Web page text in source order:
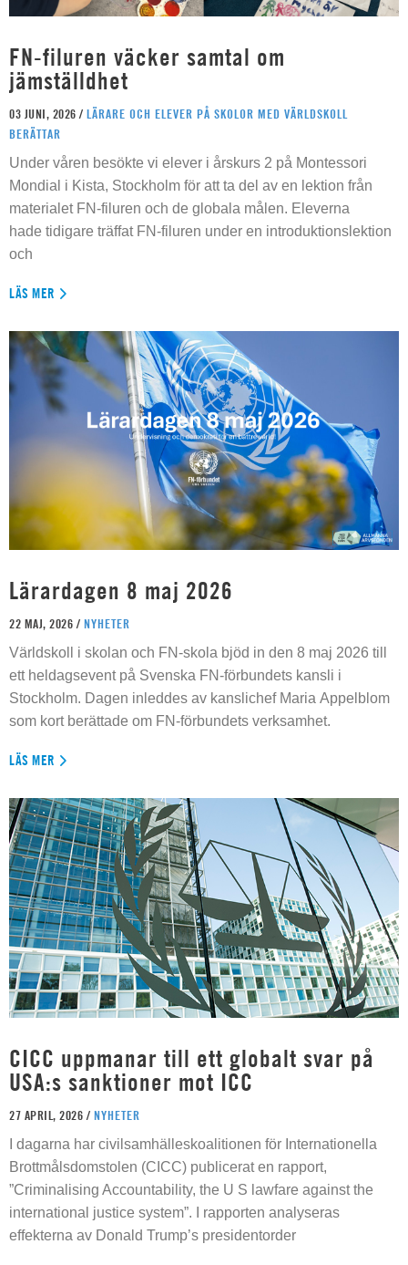
FN-filuren väcker samtal om
jämställdhet
03 JUNI, 2026 / LÄRARE OCH ELEVER PÅ SKOLOR MED VÄRLDSKOLL
BERÄTTAR
Under våren besökte vi elever i årskurs 2 på Montessori
Mondial i Kista, Stockholm för att ta del av en lektion från
materialet FN-filuren och de globala målen. Eleverna
hade tidigare träffat FN-filuren under en introduktionslektion
och
LÄS MER
Lärardagen 8 maj 2026
22 MAJ, 2026 / NYHETER
Världskoll i skolan och FN-skola bjöd in den 8 maj 2026 till
ett heldagsevent på Svenska FN-förbundets kansli i
Stockholm. Dagen inleddes av kanslichef Maria Appelblom
som kort berättade om FN-förbundets verksamhet.
LÄS MER
CICC uppmanar till ett globalt svar på
USA:s sanktioner mot ICC
27 APRIL, 2026 / NYHETER
I dagarna har civilsamhälleskoalitionen för Internationella
Brottmålsdomstolen (CICC) publicerat en rapport,
”Criminalising Accountability, the U S lawfare against the
international justice system”. I rapporten analyseras
effekterna av Donald Trump’s presidentorder